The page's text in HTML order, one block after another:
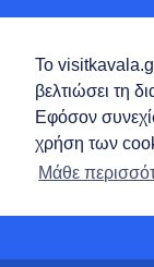
Ανοίξτε τη γραμμή
Το
βελτιώσει τη
Εφόσον
χρήση των
Μάθε